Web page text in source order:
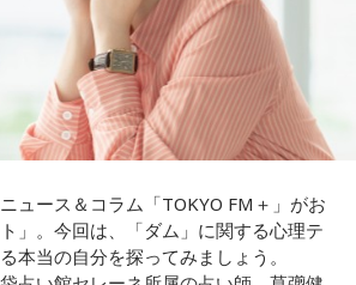
てめちゃめちゃ燃えていくみたいな。
さずに「自分だけでやっていくぞ！」
がお家で音楽を作っているとき
色がすごく一致している部分があったの
エンディングテーマとして曲を書かせて
結構パーソナルな部分が出た作品にな
をすごく辿って探っている曲ですよ
ます。やっぱり、ちゃんと食べて、よ
看護師さんって不規則でしょう？ 夜勤
フトがあるから、身体のコンディショ
っても大変だと思うの。
くて、私、いつもフィジカルとスピリチ
昔から「健全な身体に健全な精神宿
ょう？
の方とかはダメだとか、そういう風に
ュース＆コラム「TOKYO FM＋」がお
」。今回は、「ダム」に関する心理テ
本当の自分を探ってみましょう。